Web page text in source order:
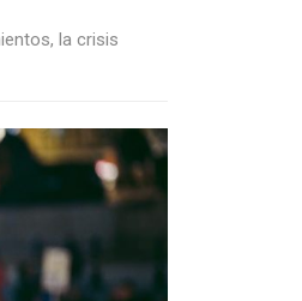
la crisis